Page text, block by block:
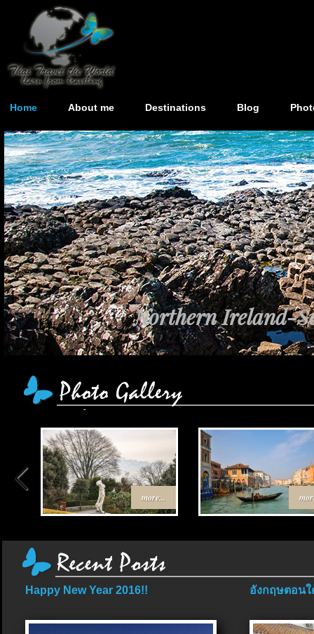
Home About me Destinations Blog
Northern Ireland-
more...
Happy New Year 2016!! อังกฤษตอนใ